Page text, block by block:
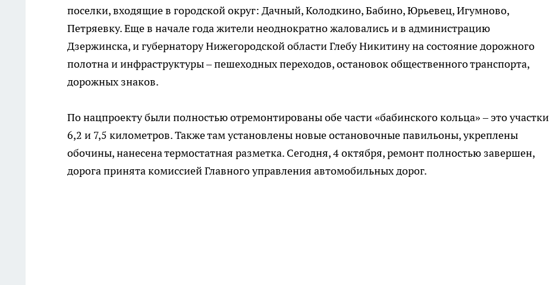
поселки, входящие в городской округ: Дачный, Колодкино, Бабино, Юрьевец, Игумново,
Петряевку. Еще в начале года жители неоднократно жаловались и в администрацию
Дзержинска, и губернатору Нижегородской области Глебу Никитину на состояние дорожного
полотна и инфраструктуры – пешеходных переходов, остановок общественного транспорта,
дорожных знаков.
По нацпроекту были полностью отремонтированы обе части «бабинского кольца» – это участки
6,2 и 7,5 километров. Также там установлены новые остановочные павильоны, укреплены
обочины, нанесена термостатная разметка. Сегодня, 4 октября, ремонт полностью завершен,
дорога принята комиссией Главного управления автомобильных дорог.